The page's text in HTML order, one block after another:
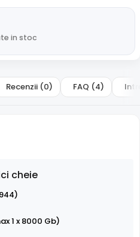
in stoc
Recenzii (0) FAQ (4)
cheie
1 x 8000 Gb)